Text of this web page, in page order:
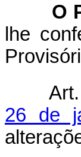
O
lhe
26 de